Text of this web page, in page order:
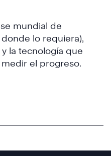
mundial de
lo requiera),
la tecnología que
el progreso.